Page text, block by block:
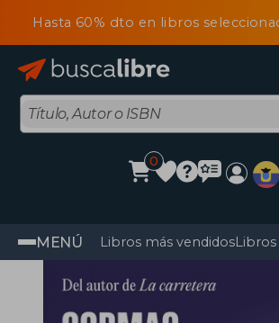
Hasta 60% dto en libros
0
MENÚ Libros más vendidos